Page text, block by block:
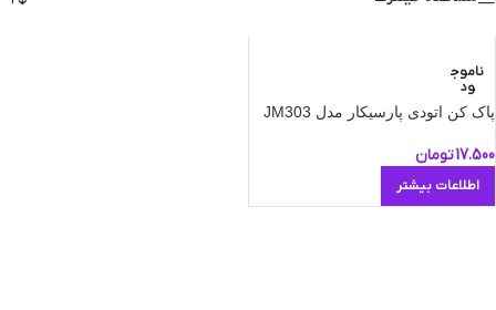
ناموج
ود
پاک کن اتودی پارسیکار مدل JM303
17.500تومان
اطلاعات بیشتر